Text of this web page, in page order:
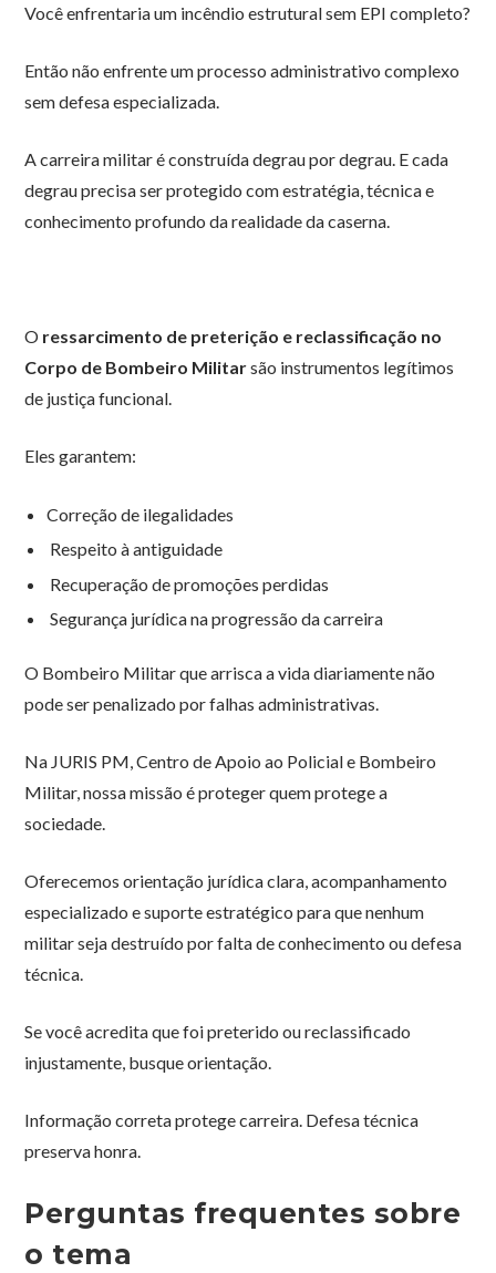
Você enfrentaria um incêndio estrutural sem EPI completo?
Então não enfrente um processo administrativo complexo
sem defesa especializada.
A carreira militar é construída degrau por degrau. E cada
degrau precisa ser protegido com estratégia, técnica e
conhecimento profundo da realidade da caserna.
O ressarcimento de preterição e reclassificação no
Corpo de Bombeiro Militarsão instrumentos legítimos
de justiça funcional.
Eles garantem:
Correção de ilegalidades
Respeito à antiguidade
Recuperação de promoções perdidas
Segurança jurídica na progressão da carreira
O Bombeiro Militar que arrisca a vida diariamente não
pode ser penalizado por falhas administrativas.
Na JURIS PM, Centro de Apoio ao Policial e Bombeiro
Militar, nossa missão é proteger quem protege a
sociedade.
Oferecemos orientação jurídica clara, acompanhamento
especializado e suporte estratégico para que nenhum
militar seja destruído por falta de conhecimento ou defesa
técnica.
Se você acredita que foi preterido ou reclassificado
injustamente, busque orientação.
Informação correta protege carreira. Defesa técnica
preserva honra.
Perguntas frequentes sobre
o tema